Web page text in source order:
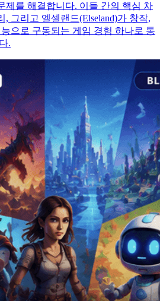
제를 해결합니다. 이들 간의 핵심 차
, 그리고 엘셀랜드(Elseland)가 창작,
으로 구동되는 게임 경험 하나로 통
.